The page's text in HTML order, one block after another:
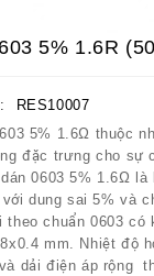
5% 1.6R
RES10007
5% 1.6Ω thuộc
đặc trưng cho sự
0603 5% 1.6Ω là
dung sai 5% và
theo chuẩn 0603 có
mm. Nhiệt độ
dải điện áp rộng